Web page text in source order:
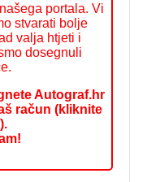
portala. Vi
stvarati bolje
valja htjeti i
dosegnuli
Autograf.hr
račun (kliknite